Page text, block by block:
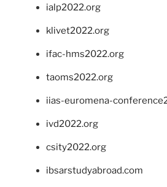
ialp2022.org
klivet2022.org
ifac-hms2022.org
taoms2022.org
iias-euromena-
ivd2022.org
csity2022.org
ibsarstudyabroad.com